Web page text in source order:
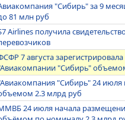
"Сибирь" за 9
81 млн руб
Airlines получила
7 августа
"Сибирь"
"Сибирь" 24
2.3 млрд руб
24 июля начала